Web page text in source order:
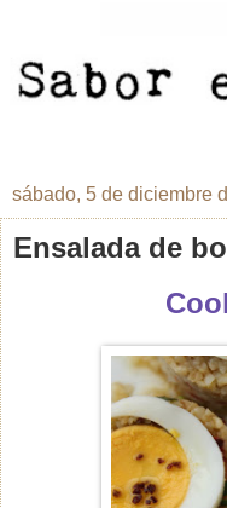
sábado, 5 de diciembre
Ensalada de